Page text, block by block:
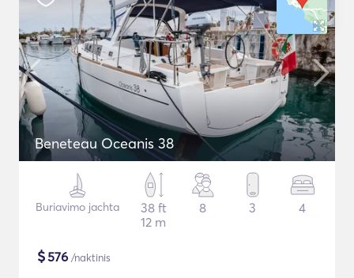
Beneteau Oceanis 38
Buriavimo jachta
38 ft
12 m
8 3 4
$576 /naktinis